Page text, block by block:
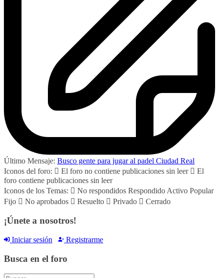
Último Mensaje: Busco gente para jugar al padel Ciudad Real
Iconos del foro:
El foro no contiene publicaciones sin leer
El
foro contiene publicaciones sin leer
Iconos de los Temas:
No respondidos Respondido Activo Popular
Fijo
No aprobados Resuelto Privado Cerrado
¡Únete a nosotros!
Iniciar sesión Registrarme
Busca en el foro